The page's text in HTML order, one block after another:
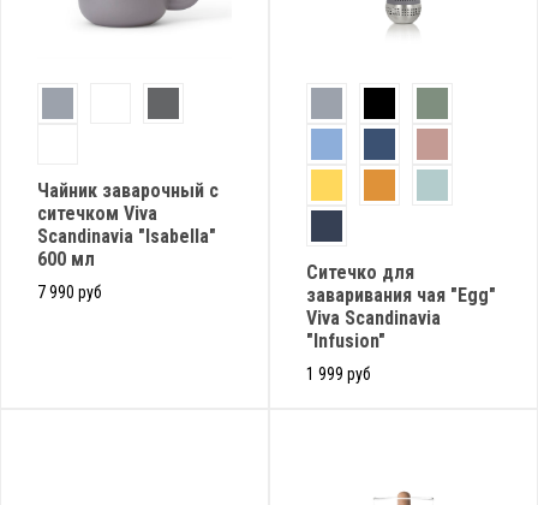
Чайник заварочный с
ситечком Viva
Scandinavia "Isabella"
600 мл
7 990 руб
Cитечко для
заваривания чая "Egg"
Viva Scandinavia
"Infusion"
1 999 руб